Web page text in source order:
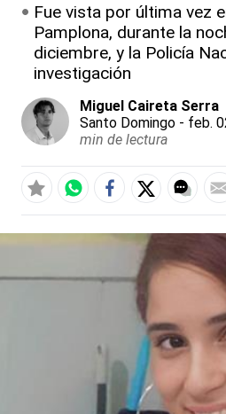
Fue vista por última vez
Pamplona, durante la
diciembre, y la Policía
investigación
Miguel Caireta Serra
Santo Domingo - feb.
min de lectura